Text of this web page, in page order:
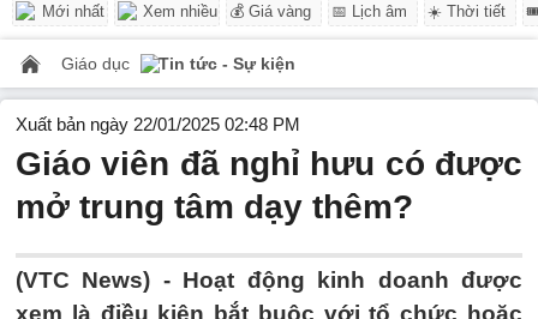
Mới nhất Xem nhiều 💰 Giá vàng 📅 Lịch âm ☀️ Thời tiết
Giáo dục Tin tức - Sự kiện
Xuất bản ngày 22/01/2025 02:48 PM
Giáo viên đã nghỉ hưu có được
mở trung tâm dạy thêm?
(VTC News) - Hoạt động kinh doanh được
xem là điều kiện bắt buộc với tổ chức hoặc